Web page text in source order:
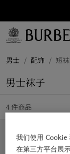
订阅获取
Burberry
品牌资
男士 / 配饰 / 短袜
男士袜子
4 件商品
我们使用 Cookie
在第三方平台展